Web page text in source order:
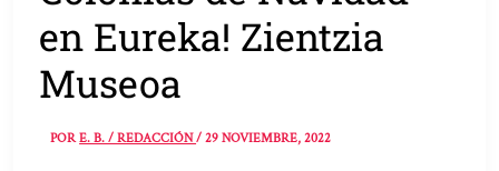
en Eureka! Zientzia
Museoa
PORE. B. / REDACCIÓN/29 NOVIEMBRE, 2022